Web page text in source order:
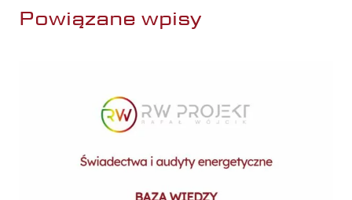
Powiązane wpisy